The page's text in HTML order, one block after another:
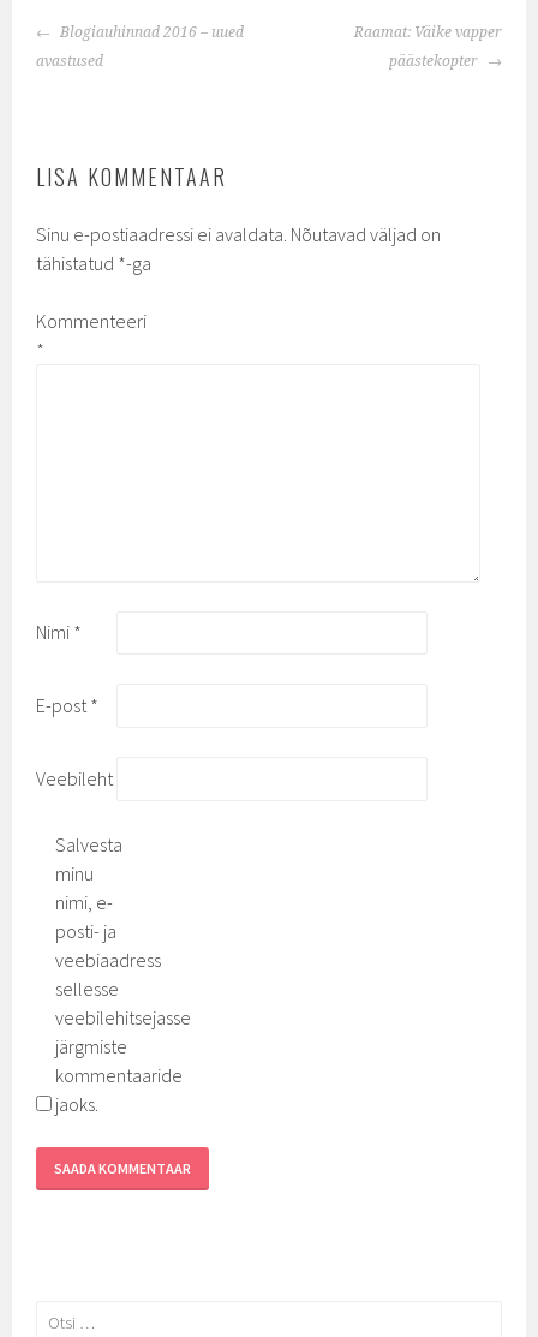
POST
NAVIGATION
Blogiauhinnad 2016 – uued
avastused
Raamat: Väike vapper
päästekopter
LISA KOMMENTAAR
Sinu e-postiaadressi ei avaldata. Nõutavad väljad on
tähistatud *-ga
Kommenteeri
*
Nimi *
E-post *
Veebileht
Salvesta
minu
nimi, e-
posti- ja
veebiaadress
sellesse
veebilehitsejasse
järgmiste
kommentaaride
jaoks.
Otsi: